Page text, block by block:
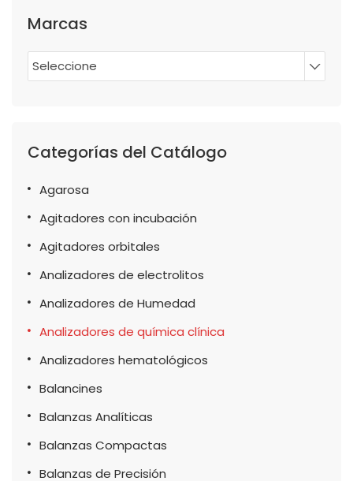
Marcas
Seleccione
Categorías del Catálogo
Agarosa
Agitadores con incubación
Agitadores orbitales
Analizadores de electrolitos
Analizadores de Humedad
Analizadores de química clínica
Analizadores hematológicos
Balancines
Balanzas Analíticas
Balanzas Compactas
Balanzas de Precisión